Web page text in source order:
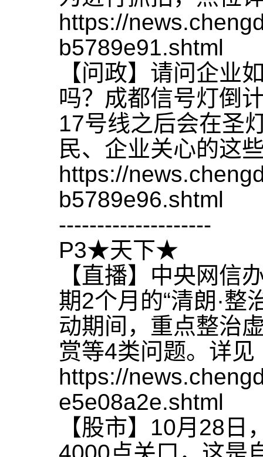
https://
b5789e91.shtml
【问政】请问企业
吗？成都信号灯倒
17号线之后会在圣
民、企业关心的这
https://
b5789e96.shtml
--------------------
P3★天下★
【直播】中央网信
期2个月的“清朗·整
动期间，重点整治
赏等4类问题。详见
https://
e5e08a2e.shtml
【股市】10月28